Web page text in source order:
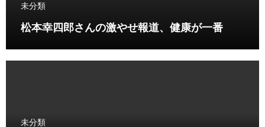
未分類
松本幸四郎さんの激やせ報道、健康が一番
未分類